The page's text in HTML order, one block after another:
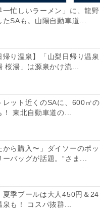
一忙しいラーメン」に、龍野
SAも。山陽自動車道...
帰り温泉】「山梨日帰り温泉
桜湯」は源泉かけ流...
レット近くのSAに、600㎡の
東北自動車道の...
から購入〜」ダイソーのポッ
バッグが話題。“さま...
夏季プールは大人450円＆24
も！ コスパ抜群...